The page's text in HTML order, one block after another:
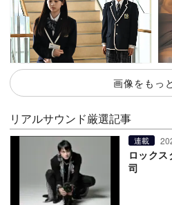
画像をもっ
リアルサウンド厳選記事
連載
ロック
司